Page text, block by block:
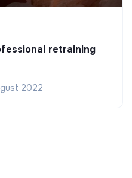
retraining
2022